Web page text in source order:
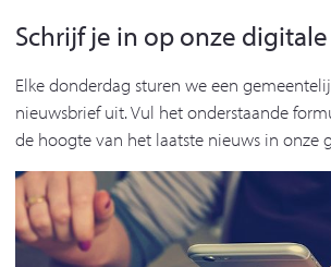
Schrijf je in op onze
Elke donderdag sturen we een
nieuwsbrief uit. Vul het onderstaande
de hoogte van het laatste nieuws in onze